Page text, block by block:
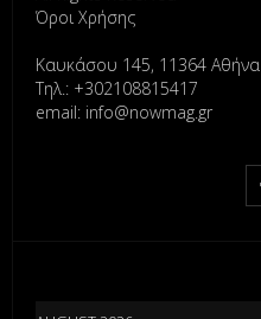
Όροι Χρήσης
Καυκάσου 145, 11364 Αθήνα
Τηλ.: +302108815417
email: info@nowmag.gr